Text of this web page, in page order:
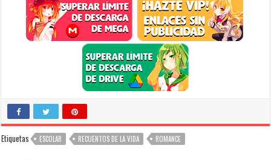
Etiquetas ESCOLAR RECUENTOS DE LA VIDA ROMANCE